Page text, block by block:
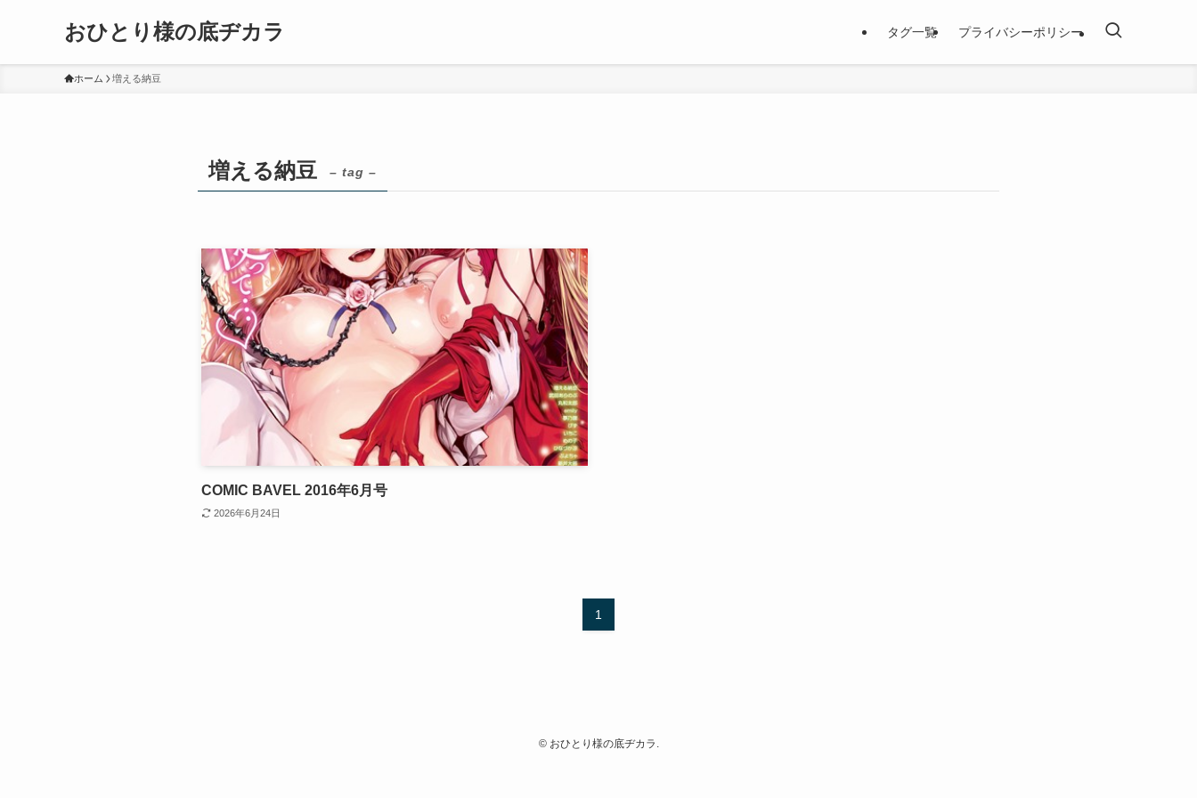
おひとり様の底ヂカラ タグ一覧 プライバシーポリシー
ホーム 増える納豆
増える納豆 – tag –
COMIC BAVEL 2016年6月号
2026年6月24日
1
©おひとり様の底ヂカラ.